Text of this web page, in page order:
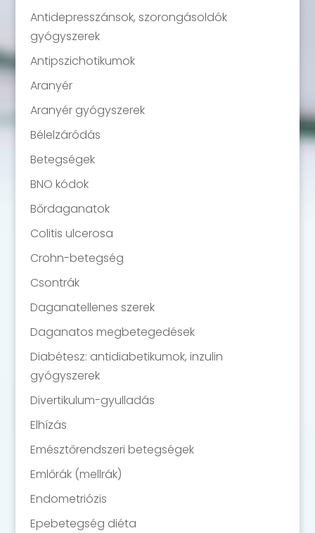
Antidepresszánsok, szorongásoldók
gyógyszerek
Antipszichotikumok
Aranyér
Aranyér gyógyszerek
Bélelzáródás
Betegségek
BNO kódok
Bőrdaganatok
Colitis ulcerosa
Crohn-betegség
Csontrák
Daganatellenes szerek
Daganatos megbetegedések
Diabétesz: antidiabetikumok, inzulin
gyógyszerek
Divertikulum-gyulladás
Elhízás
Emésztőrendszeri betegségek
Emlőrák (mellrák)
Endometriózis
Epebetegség diéta